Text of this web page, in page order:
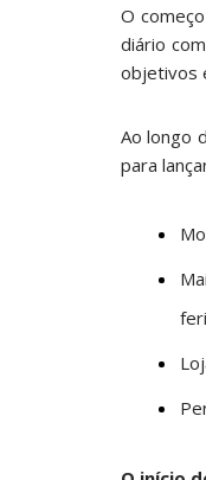
O
diário
objetivos
Ao longo
para